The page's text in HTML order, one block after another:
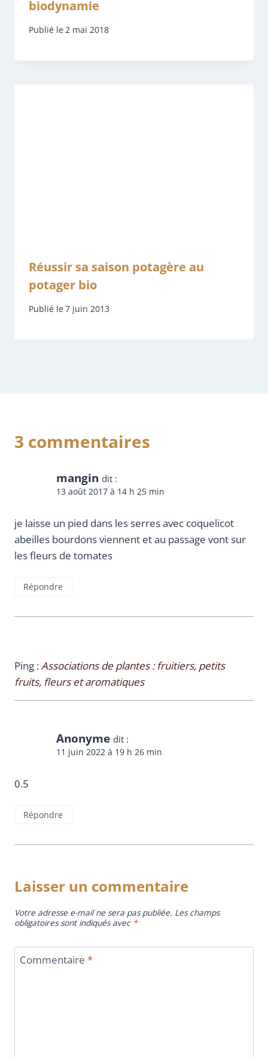
biodynamie
Publié le 2 mai 2018
Réussir sa saison potagère au
potager bio
Publié le7 juin 2013
3 commentaires
mangin dit :
13 août 2017 à 14 h 25 min
je laisse un pied dans les serres avec coquelicot
abeilles bourdons viennent et au passage vont sur
les fleurs de tomates
Répondre
Ping :Associations de plantes : fruitiers, petits
fruits, fleurs et aromatiques
Anonyme dit :
11 juin 2022 à 19 h 26 min
0.5
Répondre
Laisser un commentaire
Votre adresse e-mail ne sera pas publiée. Les champs
obligatoires sont indiqués avec *
Commentaire *